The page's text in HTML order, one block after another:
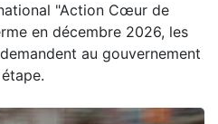
"Action Cœur de
en décembre 2026, les
au gouvernement